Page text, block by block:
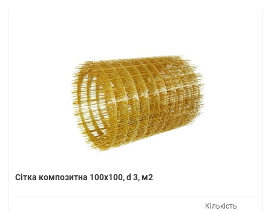
Сітка композитна 100х100, d 3, м2
Кількість